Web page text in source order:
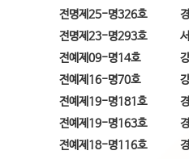
전명제25-명326호
전명제23-명293호
전예제09-명14호
전예제16-명70호
전예제19-명181호
전예제19-명163호
전예제18-명116호